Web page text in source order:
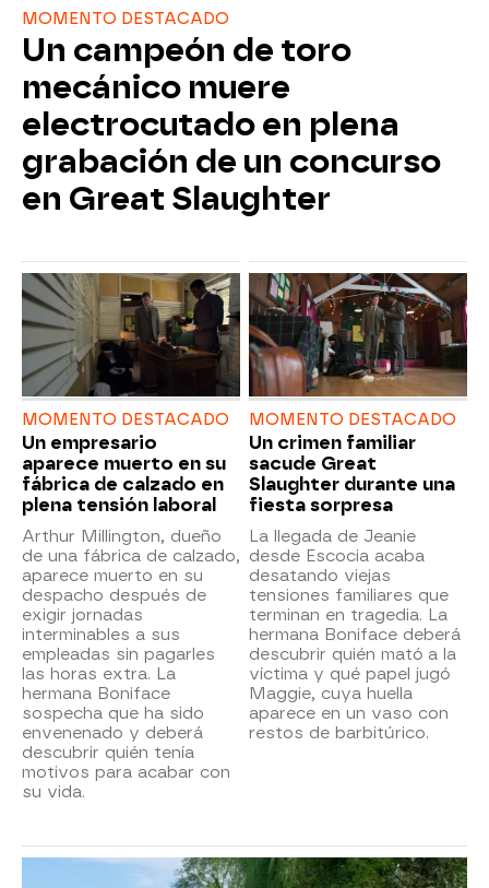
MOMENTO DESTACADO
Un campeón de toro
mecánico muere
electrocutado en plena
grabación de un concurso
en Great Slaughter
MOMENTO DESTACADO
Un empresario
aparece muerto en su
fábrica de calzado en
plena tensión laboral
Arthur Millington, dueño
de una fábrica de calzado,
aparece muerto en su
despacho después de
exigir jornadas
interminables a sus
empleadas sin pagarles
las horas extra. La
hermana Boniface
sospecha que ha sido
envenenado y deberá
descubrir quién tenía
motivos para acabar con
su vida.
MOMENTO DESTACADO
Un crimen familiar
sacude Great
Slaughter durante una
fiesta sorpresa
La llegada de Jeanie
desde Escocia acaba
desatando viejas
tensiones familiares que
terminan en tragedia. La
hermana Boniface deberá
descubrir quién mató a la
víctima y qué papel jugó
Maggie, cuya huella
aparece en un vaso con
restos de barbitúrico.